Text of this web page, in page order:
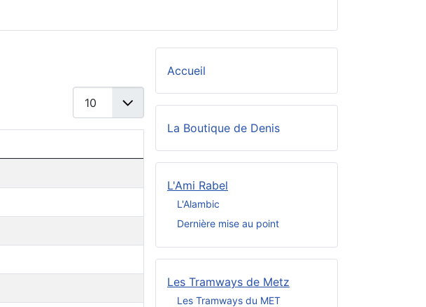
Accueil
La Boutique de Denis
L'Ami Rabel
L'Alambic
Dernière mise au point
Les Tramways de Metz
Les Tramways du MET